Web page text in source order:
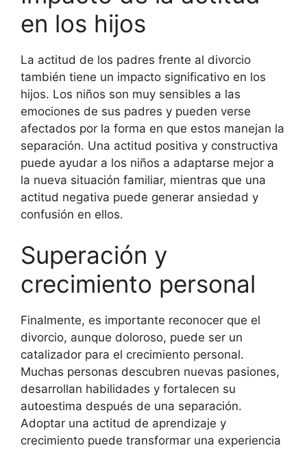
en los hijos
La actitud de los padres frente al divorcio
también tiene un impacto significativo en los
hijos. Los niños son muy sensibles a las
emociones de sus padres y pueden verse
afectados por la forma en que estos manejan la
separación. Una actitud positiva y constructiva
puede ayudar a los niños a adaptarse mejor a
la nueva situación familiar, mientras que una
actitud negativa puede generar ansiedad y
confusión en ellos.
Superación y
crecimiento personal
Finalmente, es importante reconocer que el
divorcio, aunque doloroso, puede ser un
catalizador para el crecimiento personal.
Muchas personas descubren nuevas pasiones,
desarrollan habilidades y fortalecen su
autoestima después de una separación.
Adoptar una actitud de aprendizaje y
crecimiento puede transformar una experiencia